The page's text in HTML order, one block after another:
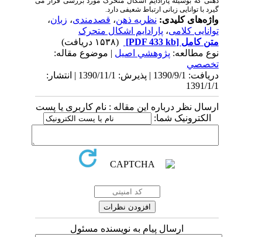
گیرد با توانایی زبانی ارتباط شعیفی دارد .
واژه‌های کلیدی:نظریه ذهن،قصدمندی،زبان،
توانایی کلامی،پارادایم اشکال متحرک
متن کامل[PDF 433 kb]
نوع مطالعه:پژوهشي اصیل| موضوع مقاله:
تخصصي
دریافت: 1390/9/1 | پذیرش: 1390/11/1 | انتشار:
1391/1/1
ارسال نظر درباره این مقاله : نام کاربری یا پست
الکترونیک شما:
ارسال پیام به نویسنده مسئول